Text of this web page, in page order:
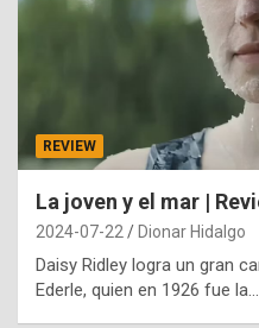
REVIEW
La joven y el mar |
2024-07-22 Dionar Hidalgo
Daisy Ridley logra un gran
Ederle, quien en 1926 fue la…